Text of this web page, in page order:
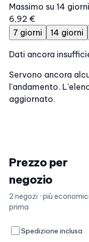
Massimo su 14 giorni
6,92 €
7 giorni
14 giorni
Dati ancora
Servono ancora
l'andamento.
aggiornato.
Prezzo per
negozio
2 negozi · più economici
prima
Spedizione inclusa